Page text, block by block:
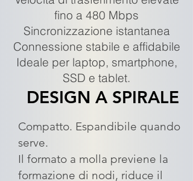
fino a 480 Mbps
Sincronizzazione istantanea
Connessione stabile e affidabile
Ideale per laptop, smartphone,
SSD e tablet.
DESIGN A SPIRALE
Compatto. Espandibile quando
serve.
Il formato a molla previene la
formazione di nodi, riduce il